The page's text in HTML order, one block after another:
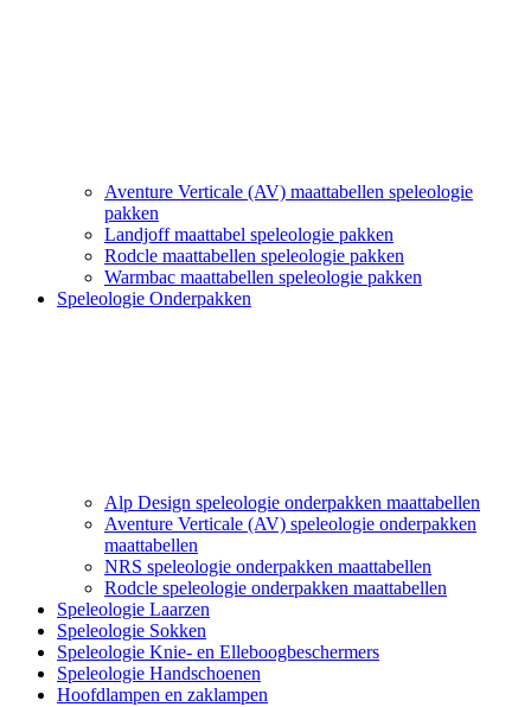
Aventure Verticale (AV) maattabellen speleologie
pakken
Landjoff maattabel speleologie pakken
Rodcle maattabellen speleologie pakken
Warmbac maattabellen speleologie pakken
Speleologie Onderpakken
Alp Design speleologie onderpakken maattabellen
Aventure Verticale (AV) speleologie onderpakken
maattabellen
NRS speleologie onderpakken maattabellen
Rodcle speleologie onderpakken maattabellen
Speleologie Laarzen
Speleologie Sokken
Speleologie Knie- en Elleboogbeschermers
Speleologie Handschoenen
Hoofdlampen en zaklampen